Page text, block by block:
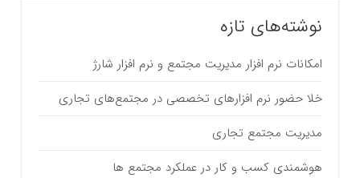
نوشته‌های تازه
امکانات نرم افزار مدیریت مجتمع و نرم افزار شارژ
خلا حضور نرم افزارهای تخصصی در مجتمع‌های تجاری
مدیریت مجتمع تجاری
هوشمندی کسب و کار در عملکرد مجتمع ها